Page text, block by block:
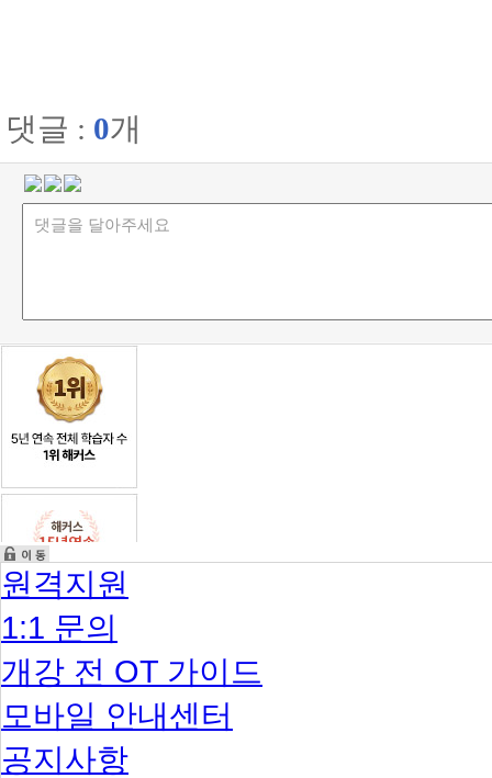
댓글 : 0개
원격지원
1:1 문의
개강 전 OT 가이드
모바일 안내센터
공지사항